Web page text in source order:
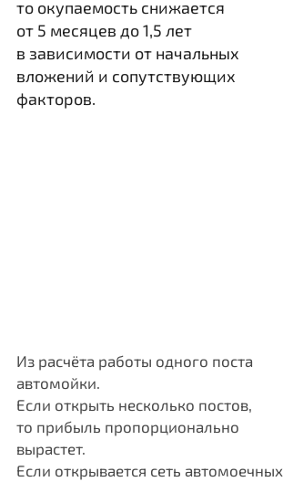
то окупаемость снижается
от 5 месяцев до 1,5 лет
в зависимости от начальных
вложений и сопутствующих
факторов.
Из расчёта работы одного поста
автомойки.
Если открыть несколько постов,
то прибыль пропорционально
вырастет.
Если открывается сеть автомоечных